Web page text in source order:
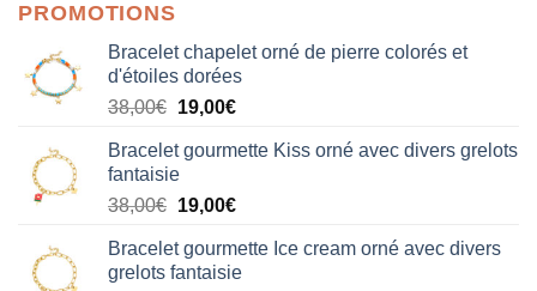
PROMOTIONS
Bracelet chapelet orné de pierre colorés et
d'étoiles dorées
38,00€ Le
initial
était :
38,00€.
19,00€Le
actuel
19,00€.
Bracelet gourmette Kiss orné avec divers grelots
fantaisie
38,00€ Le
initial
était :
19,00€Le
actuel
est :
Bracelet gourmette Ice cream orné avec divers
grelots fantaisie